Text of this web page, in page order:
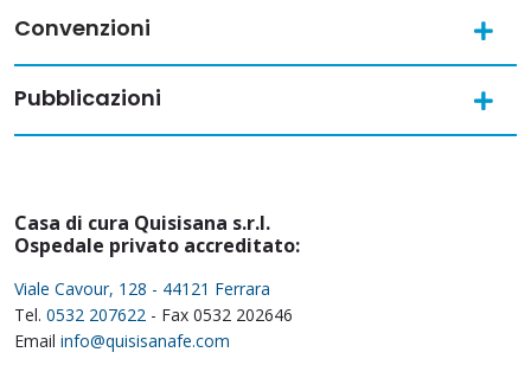
Convenzioni
Pubblicazioni
Casa di cura Quisisana s.r.l.
Ospedale privato accreditato:
Viale Cavour, 128 - 44121 Ferrara
Tel. 0532 207622 - Fax 0532 202646
Email info@quisisanafe.com